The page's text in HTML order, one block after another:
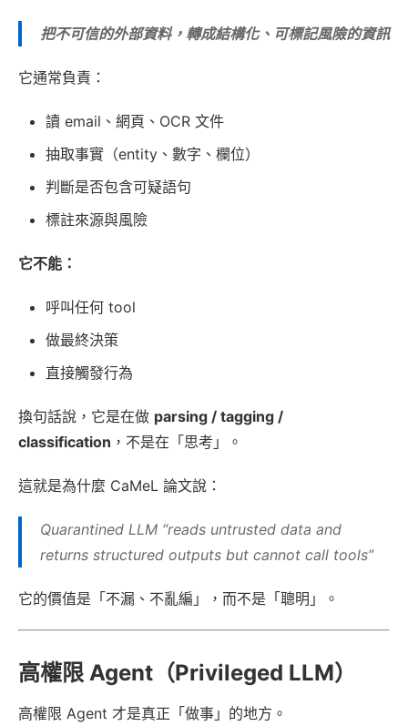
把不可信的外部資料，轉成結構化、可標記風險的資訊
它通常負責：
讀 email、網頁、OCR 文件
抽取事實（entity、數字、欄位）
判斷是否包含可疑語句
標註來源與風險
它不能：
呼叫任何 tool
做最終決策
直接觸發行為
換句話說，它是在做 parsing / tagging /
classification ，不是在「思考」。
這就是為什麼 CaMeL 論文說：
Quarantined LLM “reads untrusted data and
returns structured outputs but cannot call tools”
它的價值是「不漏、不亂編」，而不是「聰明」。
高權限 Agent（Privileged LLM）
高權限 Agent 才是真正「做事」的地方。